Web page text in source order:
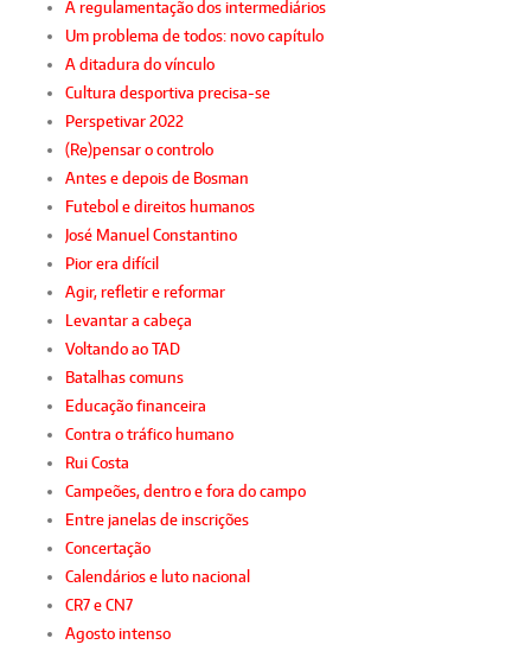
A regulamentação dos intermediários
Um problema de todos: novo capítulo
A ditadura do vínculo
Cultura desportiva precisa-se
Perspetivar 2022
(Re)pensar o controlo
Antes e depois de Bosman
Futebol e direitos humanos
José Manuel Constantino
Pior era difícil
Agir, refletir e reformar
Levantar a cabeça
Voltando ao TAD
Batalhas comuns
Educação financeira
Contra o tráfico humano
Rui Costa
Campeões, dentro e fora do campo
Entre janelas de inscrições
Concertação
Calendários e luto nacional
CR7 e CN7
Agosto intenso